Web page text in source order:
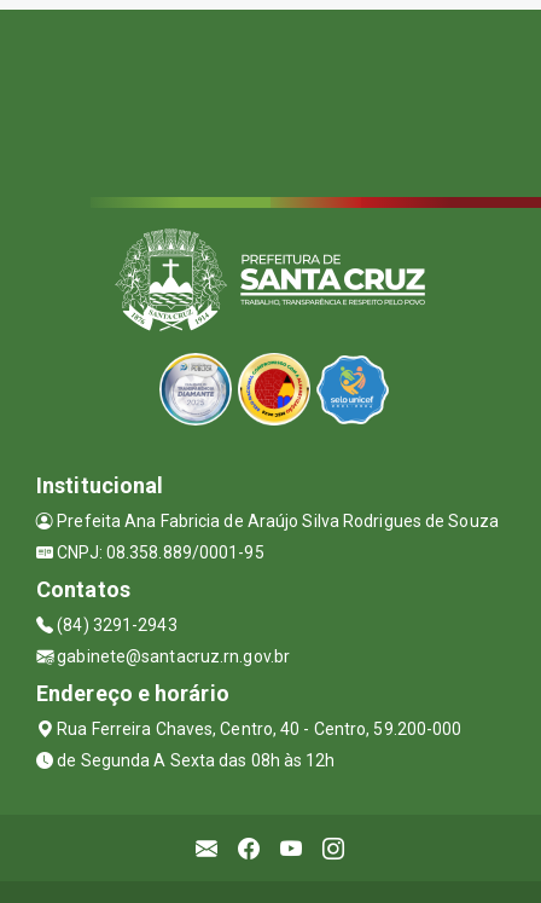
Institucional
Prefeita Ana Fabricia de Araújo Silva Rodrigues de Souza
CNPJ: 08.358.889/0001-95
Contatos
(84) 3291-2943
gabinete@santacruz.rn.gov.br
Endereço e horário
Rua Ferreira Chaves, Centro, 40 - Centro, 59.200-000
de Segunda A Sexta das 08h às 12h